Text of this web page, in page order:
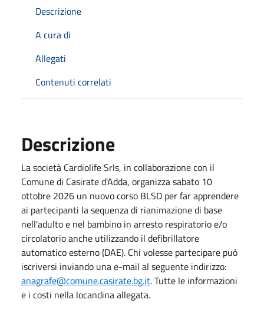
Descrizione
A cura di
Allegati
Contenuti correlati
Descrizione
La società Cardiolife Srls, in collaborazione con il
Comune di Casirate d'Adda, organizza sabato 10
ottobre 2026 un nuovo corso BLSD per far apprendere
ai partecipanti la sequenza di rianimazione di base
nell'adulto e nel bambino in arresto respiratorio e/o
circolatorio anche utilizzando il defibrillatore
automatico esterno (DAE). Chi volesse partecipare può
iscriversi inviando una e-mail al seguente indirizzo:
anagrafe@comune.casirate.bg.it. Tutte le informazioni
e i costi nella locandina allegata.